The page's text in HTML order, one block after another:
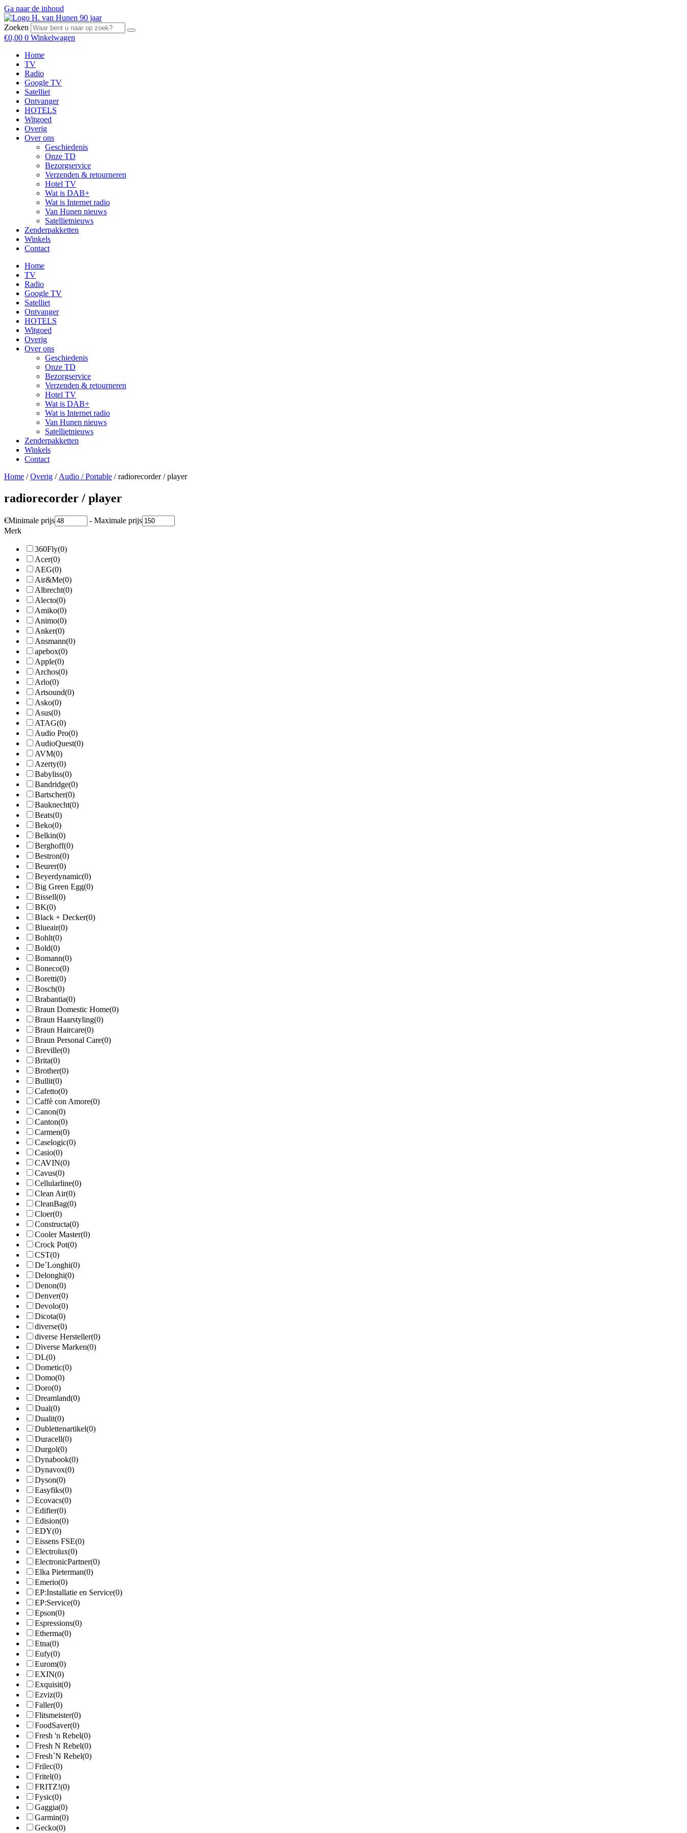
Ga naar de inhoud
Zoeken
€0,00 0 Winkelwagen
Home
TV
Radio
Google TV
Satelliet
Ontvanger
HOTELS
Witgoed
Overig
Over ons
Geschiedenis
Onze TD
Bezorgservice
Verzenden & retourneren
Hotel TV
Wat is DAB+
Wat is Internet radio
Van Hunen nieuws
Satellietnieuws
Zenderpakketten
Winkels
Contact
Home
TV
Radio
Google TV
Satelliet
Ontvanger
HOTELS
Witgoed
Overig
Over ons
Geschiedenis
Onze TD
Bezorgservice
Verzenden & retourneren
Hotel TV
Wat is DAB+
Wat is Internet radio
Van Hunen nieuws
Satellietnieuws
Zenderpakketten
Winkels
Contact
Home /Overig / Audio / Portable / radiorecorder / player
radiorecorder / player
€Minimale prijs - Maximale prijs
Merk
360Fly(0)
Acer(0)
AEG(0)
Air&Me(0)
Albrecht(0)
Alecto(0)
Amiko(0)
Animo(0)
Anker(0)
Ansmann(0)
apebox(0)
Apple(0)
Archos(0)
Arlo(0)
Artsound(0)
Asko(0)
Asus(0)
ATAG(0)
Audio Pro(0)
AudioQuest(0)
AVM(0)
Azerty(0)
Babyliss(0)
Bandridge(0)
Bartscher(0)
Bauknecht(0)
Beats(0)
Beko(0)
Belkin(0)
Berghoff(0)
Bestron(0)
Beurer(0)
Beyerdynamic(0)
Big Green Egg(0)
Bissell(0)
BK(0)
Black + Decker(0)
Blueair(0)
Bohlt(0)
Bold(0)
Bomann(0)
Boneco(0)
Boretti(0)
Bosch(0)
Brabantia(0)
Braun Domestic Home(0)
Braun Haarstyling(0)
Braun Haircare(0)
Braun Personal Care(0)
Breville(0)
Brita(0)
Brother(0)
Bullit(0)
Cafetto(0)
Caffè con Amore(0)
Canon(0)
Canton(0)
Carmen(0)
Caselogic(0)
Casio(0)
CAVIN(0)
Cavus(0)
Cellularline(0)
Clean Air(0)
CleanBag(0)
Cloer(0)
Constructa(0)
Cooler Master(0)
Crock Pot(0)
CST(0)
De´Longhi(0)
Delonghi(0)
Denon(0)
Denver(0)
Devolo(0)
Dicota(0)
diverse(0)
diverse Hersteller(0)
Diverse Marken(0)
DL(0)
Dometic(0)
Domo(0)
Doro(0)
Dreamland(0)
Dual(0)
Dualit(0)
Dublettenartikel(0)
Duracell(0)
Durgol(0)
Dynabook(0)
Dynavox(0)
Dyson(0)
Easyfiks(0)
Ecovacs(0)
Edifier(0)
Edision(0)
EDY(0)
Eissens FSE(0)
Electrolux(0)
ElectronicPartner(0)
Elka Pieterman(0)
Emerio(0)
EP:Installatie en Service(0)
EP:Service(0)
Epson(0)
Espressions(0)
Etherma(0)
Etna(0)
Eufy(0)
Eurom(0)
EXIN(0)
Exquisit(0)
Ezviz(0)
Faller(0)
Flitsmeister(0)
FoodSaver(0)
Fresh 'n Rebel(0)
Fresh N Rebel(0)
Fresh´N Rebel(0)
Frilec(0)
Fritel(0)
FRITZ!(0)
Fysic(0)
Gaggia(0)
Garmin(0)
Gecko(0)